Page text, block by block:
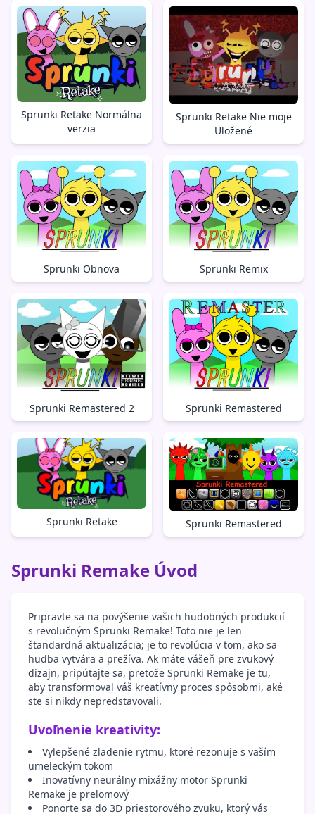
Sprunki Retake Normálna
verzia
Sprunki Retake Nie moje
Uložené
Sprunki Obnova Sprunki Remix
Sprunki Remastered 2 Sprunki Remastered
Sprunki Retake Sprunki Remastered
Sprunki Remake Úvod
Pripravte sa na povýšenie vašich hudobných produkcií
s revolučným Sprunki Remake! Toto nie je len
štandardná aktualizácia; je to revolúcia v tom, ako sa
hudba vytvára a prežíva. Ak máte vášeň pre zvukový
dizajn, pripútajte sa, pretože Sprunki Remake je tu,
aby transformoval váš kreatívny proces spôsobmi, aké
ste si nikdy nepredstavovali.
Uvoľnenie kreativity:
Vylepšené zladenie rytmu, ktoré rezonuje s vaším
umeleckým tokom
Inovatívny neurálny mixážny motor Sprunki
Remake je prelomový
Ponorte sa do 3D priestorového zvuku, ktorý vás